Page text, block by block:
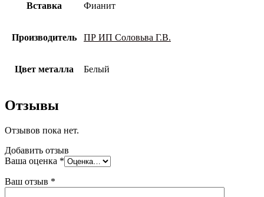
Вставка Фианит
Производитель ПР ИП Соловьва Г.В.
Цвет металла Белый
Отзывы
Отзывов пока нет.
Добавить отзыв
Ваша оценка *
Ваш отзыв *